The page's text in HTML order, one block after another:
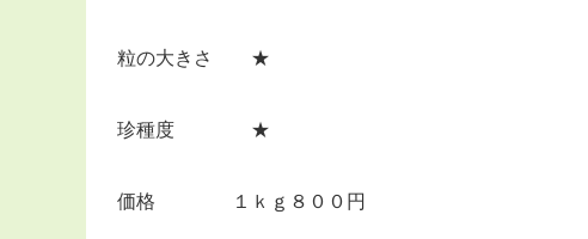
粒の大きさ ★
珍種度 ★
価格 １ｋｇ８００円